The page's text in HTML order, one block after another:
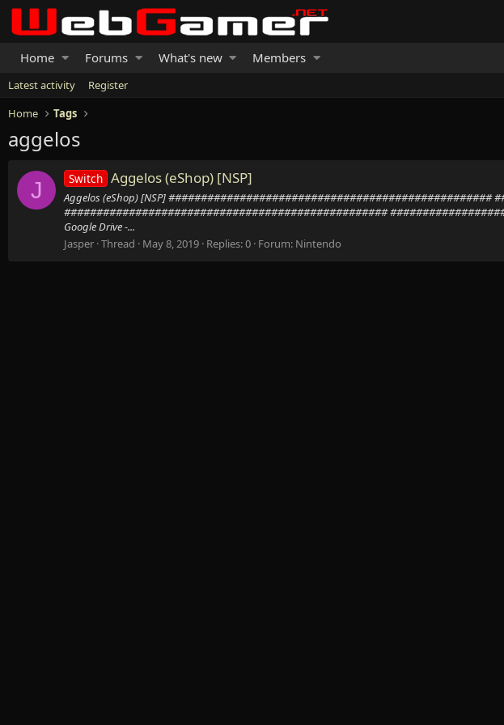
Home Forums What's new Members
Latest activity
Register
Home
Tags
aggelos
J Switch Aggelos (eShop) [NSP]
Aggelos (eShop) [NSP]
##################################################
Google Drive -...
Jasper Thread May 8, 2019 Replies: 0 Forum: Nintendo